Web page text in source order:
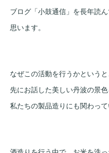
ブログ「小鼓通信」を長年読
思います。
なぜこの活動を行うかというと
先にお話した美しい丹波の景
私たちの製品造りにも関わって